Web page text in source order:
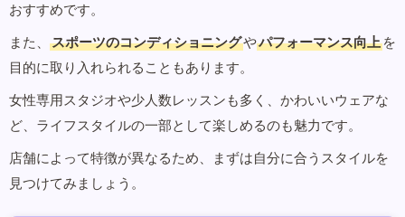
おすすめです。
また、
スポーツのコンディショニングやパフォーマンス向上 を
目的に取り入れられることもあります。
女性専用スタジオや少人数レッスンも多く、かわいいウェアな
ど、ライフスタイルの一部として楽しめるのも魅力です。
店舗によって特徴が異なるため、まずは自分に合うスタイルを
見つけてみましょう。